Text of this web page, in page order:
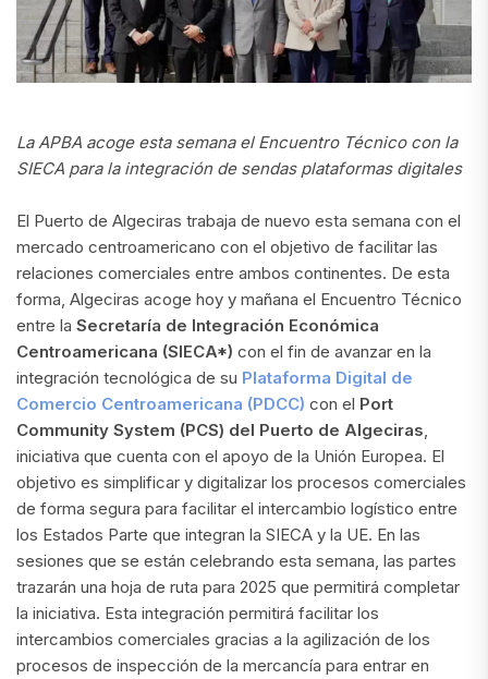
La APBA acoge esta semana el Encuentro Técnico con la
SIECA para la integración de sendas plataformas digitales
El Puerto de Algeciras trabaja de nuevo esta semana con el
mercado centroamericano con el objetivo de facilitar las
relaciones comerciales entre ambos continentes. De esta
forma, Algeciras acoge hoy y mañana el Encuentro Técnico
entre la Secretaría de Integración Económica
Centroamericana (SIECA*) con el fin de avanzar en la
integración tecnológica de su Plataforma Digital de
Comercio Centroamericana (PDCC) con el Port
Community System (PCS) del Puerto de Algeciras
iniciativa que cuenta con el apoyo de la Unión Europea. El
objetivo es simplificar y digitalizar los procesos comerciales
de forma segura para facilitar el intercambio logístico entre
los Estados Parte que integran la SIECA y la UE. En las
sesiones que se están celebrando esta semana, las partes
trazarán una hoja de ruta para 2025 que permitirá completar
la iniciativa. Esta integración permitirá facilitar los
intercambios comerciales gracias a la agilización de los
procesos de inspección de la mercancía para entrar en